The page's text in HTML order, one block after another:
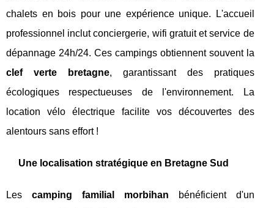
chalets en bois pour une expérience unique. L'accueil
professionnel inclut conciergerie, wifi gratuit et service de
dépannage 24h/24. Ces campings obtiennent souvent la
clef verte bretagne, garantissant des pratiques
écologiques respectueuses de l'environnement. La
location vélo électrique facilite vos découvertes des
alentours sans effort !
Une localisation stratégique en Bretagne Sud
Les camping familial morbihan bénéficient d'un